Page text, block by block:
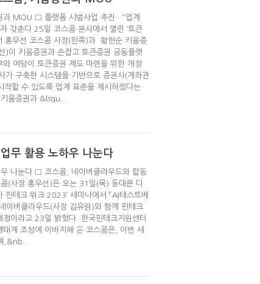
과 MOU □ 플랫폼 시범사업 추진…“업계
갖춘다 25일 코스콤 본사에서 열린 ‘토큰
홍우선 코스콤 사장(왼쪽)과 황현순 키움증
)이 키움증권과 손잡고 토큰증권 공동플랫
여당이 토큰증권 제도 마련을 위한 개정
가 구축한 시스템을 기반으로 증권사(계좌관
작할 수 있도록 업계 표준을 제시하겠다는
움증권과 &lsqu...
무 활용 노하우 나눈다
우 나눈다 □ 코스콤, 네이버클라우드와 합동
(사장 홍우선)은 오는 31일(목) 동대문 디
테크 위크 2023’ 세미나에서 「AI테스트베
이버클라우드(사장 김유원)와 함께 핀테크
이라고 23일 밝혔다. 한국핀테크지원센터
태계 조성에 이바지해 온 코스콤은, 이번 세
,&nb...